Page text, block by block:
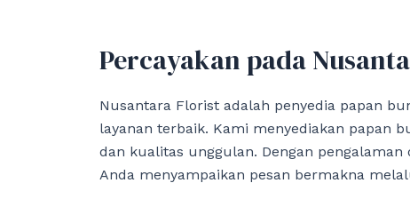
Percayakan pada
Nusantara Florist adalah penyedia papan
layanan terbaik. Kami menyediakan papan
dan kualitas unggulan. Dengan
Anda menyampaikan pesan bermakna